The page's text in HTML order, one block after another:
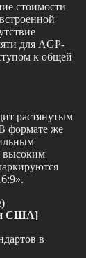
стоимости
для AGP-
к общей
растянутым
формате же
высоким
США]
в